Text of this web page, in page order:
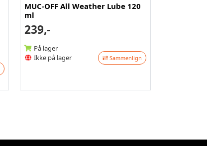
MUC-OFF All Weather Lube 120
ml
239,-
På lager
Ikke på lager
Sammenlign